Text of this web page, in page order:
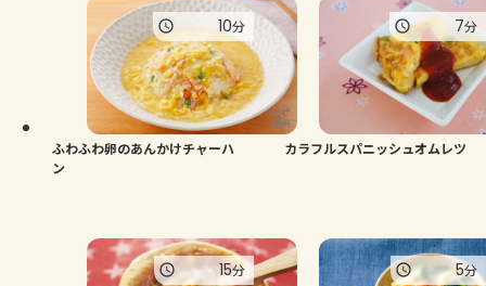
ふわふわ卵のあんかけチャーハ
ン
10分
カラフルスパニッシュオムレツ
7分
15分 5分